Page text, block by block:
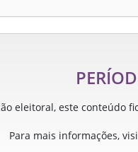
eleitoral, este conteúdo
Para mais informações,